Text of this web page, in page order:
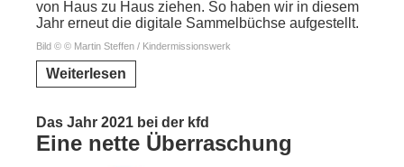
von Haus zu Haus ziehen. So haben wir in diesem
Jahr erneut die digitale Sammelbüchse aufgestellt.
Bild © © Martin Steffen / Kindermissionswerk
Weiterlesen
Das Jahr 2021 bei der kfd
Eine nette Überraschung